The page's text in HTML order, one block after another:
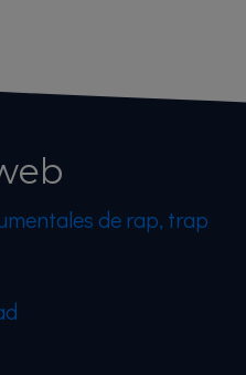
de rap, trap